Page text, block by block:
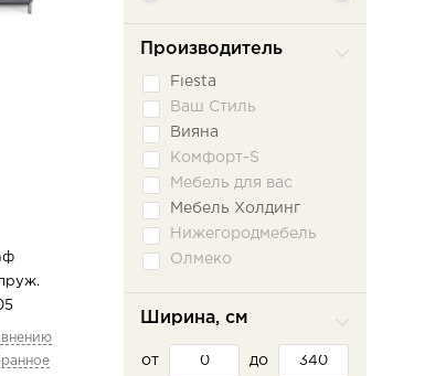
Производитель
Fiesta
Ваш Стиль
Вияна
Комфорт-S
Мебель для вас
Мебель Холдинг
Нижегородмебель
Олмеко
Фламинго
Ширина, см
от до